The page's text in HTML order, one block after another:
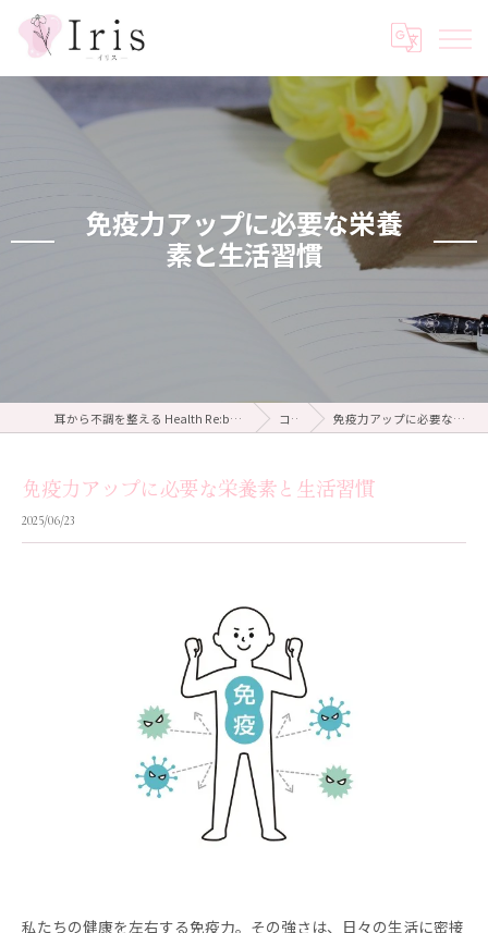
免疫力アップに必要な栄養
素と生活習慣
耳から不調を整える Health Re:body salon Iris ～イリス～ コラム 免疫力アップに必要な栄養素と生活習慣
免疫力アップに必要な栄養素と生活習慣
2025/06/23
私たちの健康を左右する免疫力。その強さは、日々の生活に密接